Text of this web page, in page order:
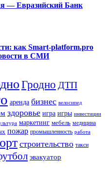
— Евразийский Банк
как Smart-platform.pro
в СМИ
Гродно ДТП
аренда бизнес велосипед
здоровье игра игры инвестиции
маркетинг мебель медицина
пожар промышленность работа
строительство такси
эвакуатор